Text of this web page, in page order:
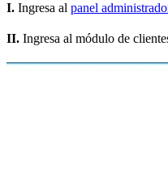
I. Ingresa al panel
II. Ingresa al módulo de